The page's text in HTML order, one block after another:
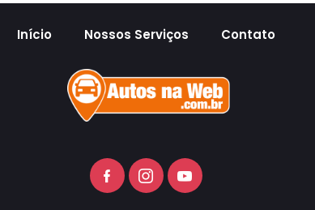
Início Nossos Serviços Contato